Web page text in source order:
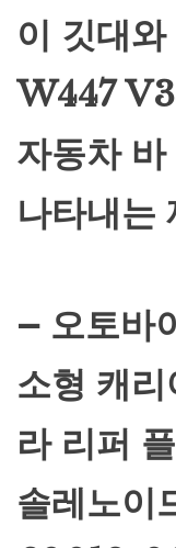
이 깃대
W447
자동차
나타내는
– 오토바
소형 캐
라 리퍼
솔레노이